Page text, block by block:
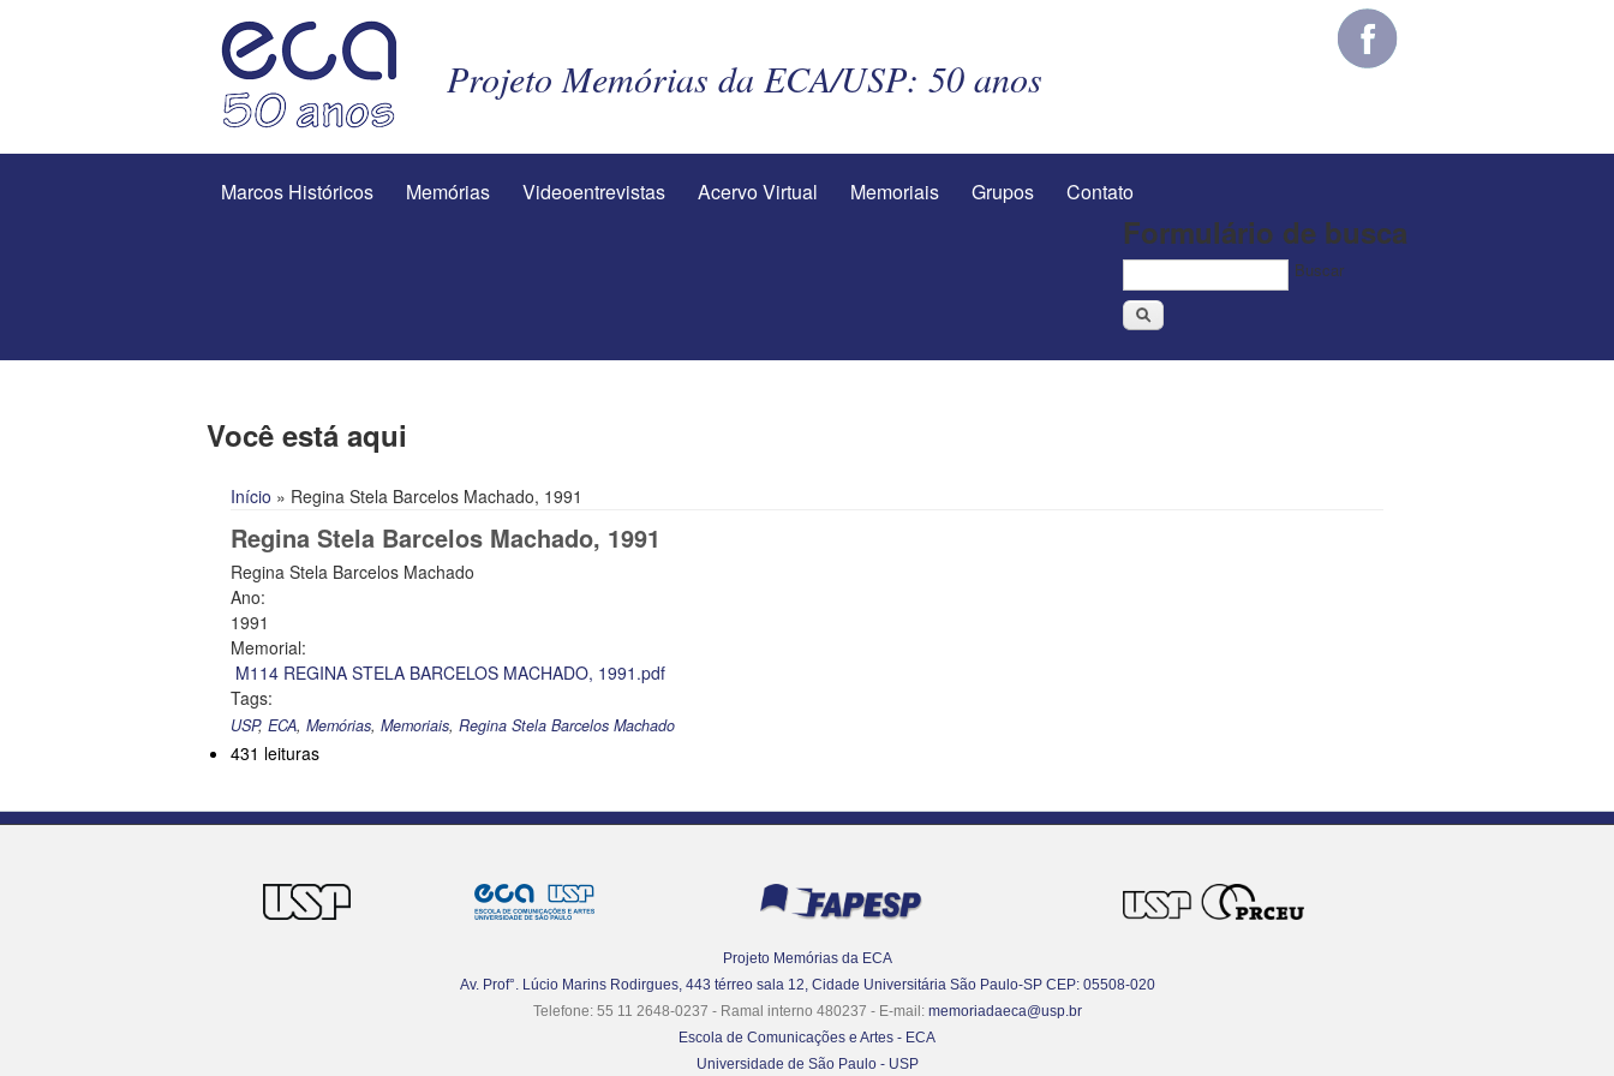
Projeto Memórias da ECA/USP: 50 anos
Marcos Históricos Memórias Videoentrevistas Acervo Virtual Memoriais Grupos Contato
Formulário de busca
Buscar
Você está aqui
Início » Regina Stela Barcelos Machado, 1991
Regina Stela Barcelos Machado, 1991
Regina Stela Barcelos Machado
Ano:
1991
Memorial:
M114 REGINA STELA BARCELOS MACHADO, 1991.pdf
Tags:
USP, ECA, Memórias, Memoriais, Regina Stela Barcelos Machado
431 leituras
Projeto Memórias da ECA
Av. Prof°. Lúcio Marins Rodirgues, 443 térreo sala 12, Cidade Universitária São Paulo-SP CEP: 05508-020
Telefone: 55 11 2648-0237 - Ramal interno 480237 - E-mail: memoriadaeca@usp.br
Escola de Comunicações e Artes - ECA
Universidade de São Paulo - USP